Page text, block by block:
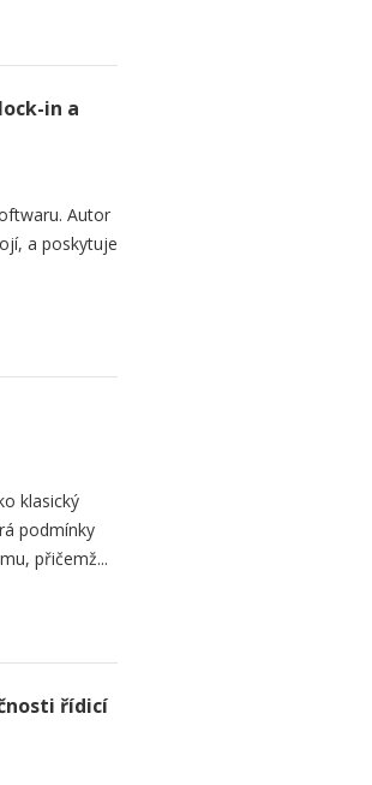
in a
Autor
a poskytuje
klasický
podmínky
přičemž...
řídicí